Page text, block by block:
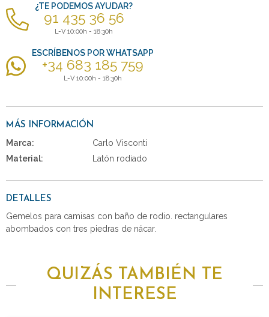
¿TE PODEMOS AYUDAR?
91 435 36 56
L-V 10:00h - 18:30h
ESCRÍBENOS POR WHATSAPP
+34 683 185 759
L-V 10:00h - 18:30h
MÁS INFORMACIÓN
Marca:
Carlo Visconti
Material:
Latón rodiado
DETALLES
Gemelos para camisas con baño de rodio. rectangulares
abombados con tres piedras de nácar.
QUIZÁS TAMBIÉN TE
INTERESE